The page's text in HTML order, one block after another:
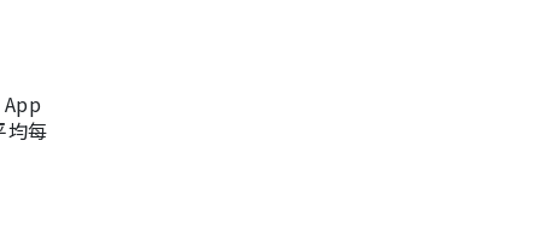
均每